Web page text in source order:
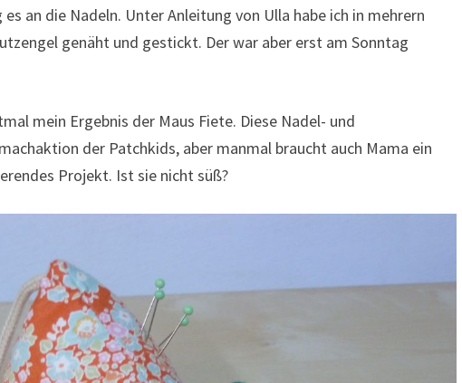
an die Nadeln. Unter Anleitung von Ulla habe ich in mehrern
genäht und gestickt. Der war aber erst am Sonntag
mein Ergebnis der Maus Fiete. Diese Nadel- und
der Patchkids, aber manmal braucht auch Mama ein
Projekt. Ist sie nicht süß?